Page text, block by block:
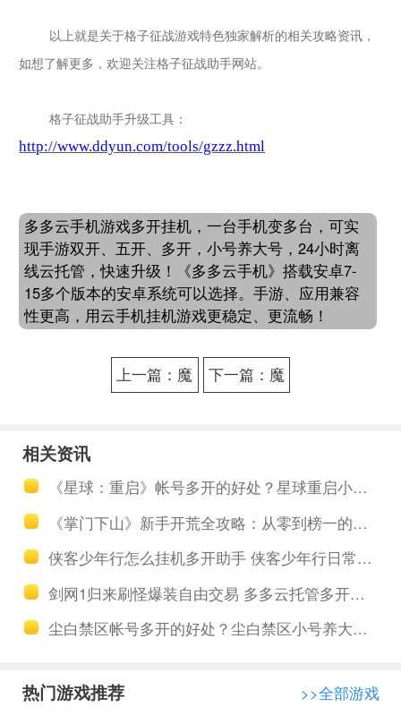
以上就是关于格子征战游戏特色独家解析的相关攻略资讯，
如想了解更多，欢迎关注格子征战助手网站。
格子征战助手升级工具：
http://www.ddyun.com/tools/gzzz.html
多多云手机游戏多开挂机，一台手机变多台，可实
现手游双开、五开、多开，小号养大号，24小时离
线云托管，快速升级！《多多云手机》搭载安卓7-
15多个版本的安卓系统可以选择。手游、应用兼容
性更高，用云手机挂机游戏更稳定、更流畅！
上一篇：魔
弓游侠
下一篇：魔
相关资讯
《星球：重启》帐号多开的好处？星球重启小号养大号搬砖策略分享
《掌门下山》新手开荒全攻略：从零到榜一的进阶之路
侠客少年行怎么挂机多开助手 侠客少年行日常系统
剑网1归来刷怪爆装自由交易 多多云托管多开全天日常
尘白禁区帐号多开的好处？尘白禁区小号养大号搬砖策略分享
热门游戏推荐 >>全部游戏